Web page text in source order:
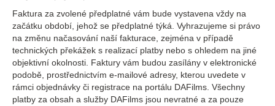
Faktura za zvolené předplatné vám bude vystavena vždy na
začátku období, jehož se předplatné týká. Vyhrazujeme si právo
na změnu načasování naší fakturace, zejména v případě
technických překážek s realizací platby nebo s ohledem na jiné
objektivní okolnosti. Faktury vám budou zasílány v elektronické
podobě, prostřednictvím e-mailové adresy, kterou uvedete v
rámci objednávky či registrace na portálu DAFilms. Všechny
platby za obsah a služby DAFilms jsou nevratné a za pouze